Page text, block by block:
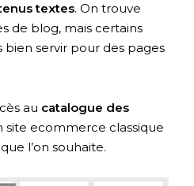
textes. On trouve
de blog, mais certains
servir pour des pages
au catalogue des
site ecommerce classique
l’on souhaite.